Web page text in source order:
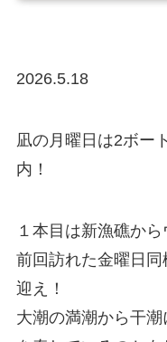
2026.5.18
凪の月曜日は2ボー
内！
１本目は新漁礁から
前回訪れた金曜日
迎え！
大潮の満潮から干